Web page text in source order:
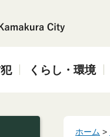
くらし・環境
ホーム >